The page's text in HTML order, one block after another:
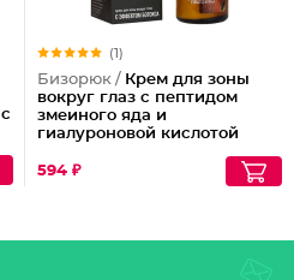
(1)
Бизорюк / Крем для зоны
вокруг глаз с пептидом
змеиного яда и
гиалуроновой кислотой
594 ₽